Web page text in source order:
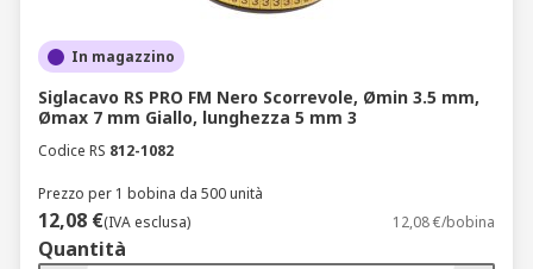
In magazzino
Siglacavo RS PRO FM Nero Scorrevole, Ømin 3.5 mm,
Ømax 7 mm Giallo, lunghezza 5 mm 3
Codice RS 812-1082
Prezzo per 1 bobina da 500 unità
12,08 €(IVA esclusa) 12,08 €/bobina
Quantità